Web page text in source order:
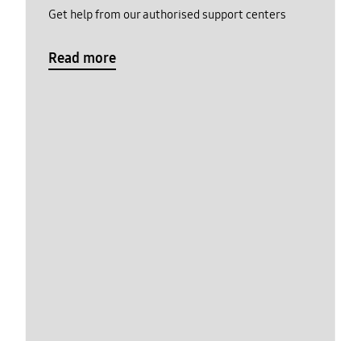
Get help from our authorised support centers
Read more